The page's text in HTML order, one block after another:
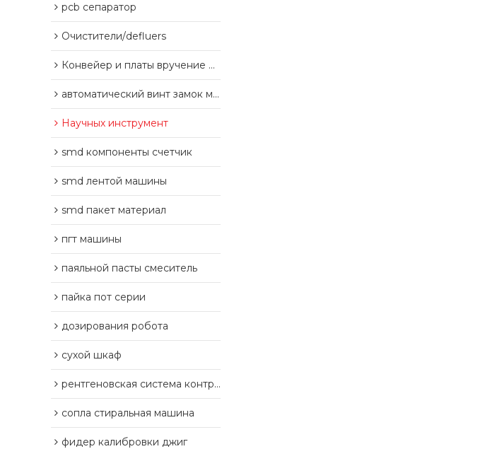
pcb сепаратор
Очистители/defluers
Конвейер и платы вручение оборудования
автоматический винт замок машины
Научных инструмент
smd компоненты счетчик
smd лентой машины
smd пакет материал
пгт машины
паяльной пасты смеситель
пайка пот серии
дозирования робота
сухой шкаф
рентгеновская система контроля
сопла стиральная машина
фидер калибровки джиг